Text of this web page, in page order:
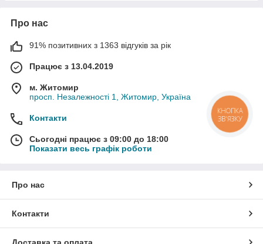
Про нас
91% позитивних з 1363 відгуків за рік
Працює з 13.04.2019
м. Житомир
просп. Незалежності 1, Житомир, Україна
Контакти
Сьогодні працює з 09:00 до 18:00
Показати весь графік роботи
Про нас
Контакти
КНОПКА
ЗВ'ЯЗКУ